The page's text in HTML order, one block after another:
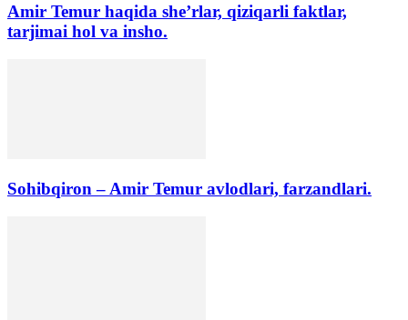
Amir Temur haqida she’rlar, qiziqarli faktlar,
tarjimai hol va insho.
Sohibqiron – Amir Temur avlodlari, farzandlari.